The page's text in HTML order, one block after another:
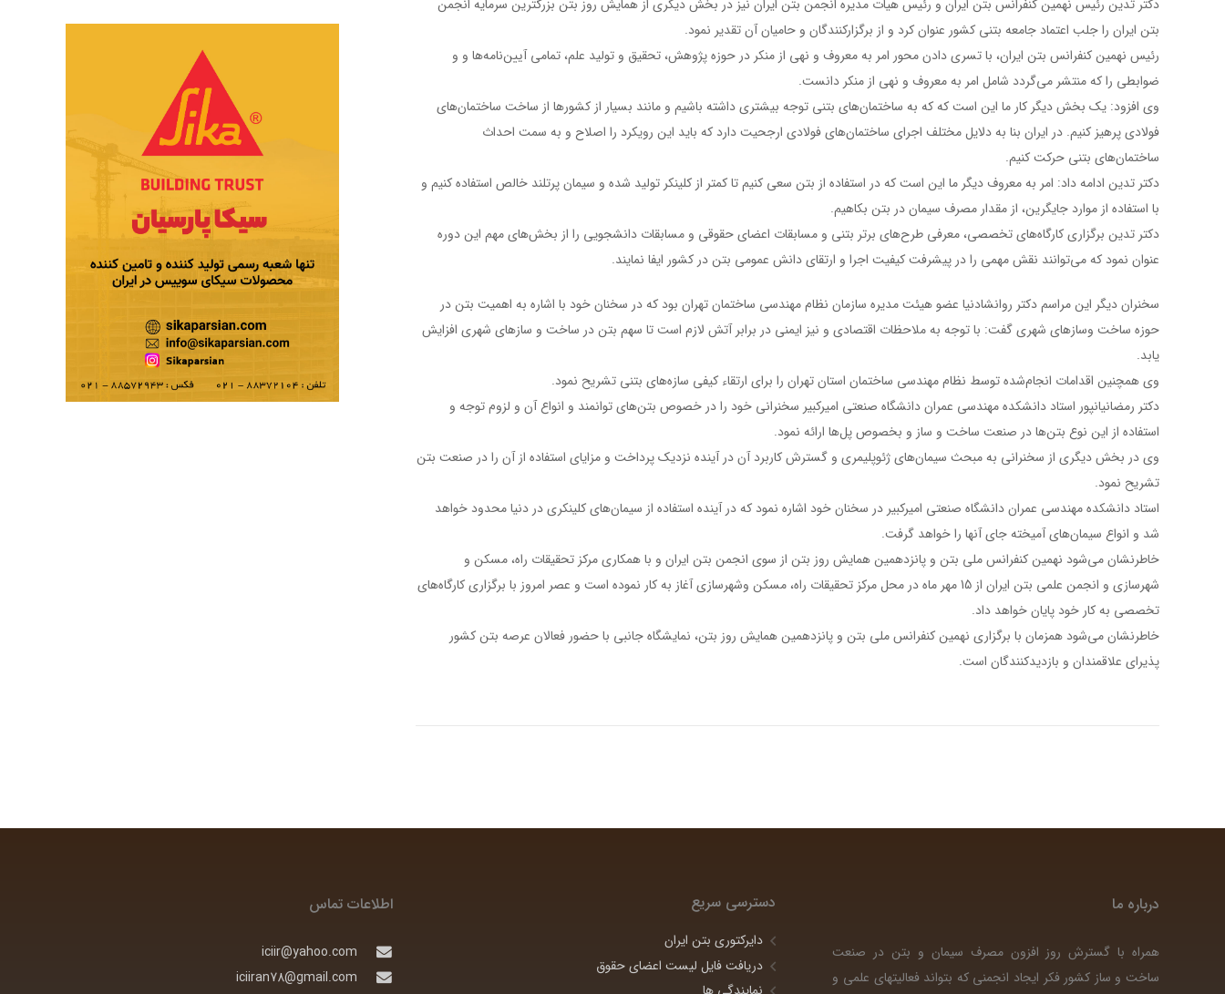
دکتر تدین رئیس نهمین کنفرانس بتن ایران و رئیس هیات مدیره انجمن بتن ایران نیز در بخش دیگری از همایش روز بتن بزرگترین سرمایه انجمن
بتن ایران را جلب اعتماد جامعه بتنی کشور عنوان کرد و از برگزارکنندگان و حامیان آن تقدیر نمود.
رئیس نهمین کنفرانس بتن ایران، با تسری دادن محور امر به معروف و نهی از منکر در حوزه پژوهش، تحقیق و تولید علم، تمامی آیین‌نامه‌ها و و
ضوابطی را که منتشر می‌گردد شامل امر به معروف و نهی از منکر دانست.
وی افزود: یک بخش دیگر کار ما این است که که به ساختمان‌های بتنی توجه بیشتری داشته باشیم و مانند بسیار از کشورها از ساخت ساختمان‌های
فولادی پرهیز کنیم. در ایران بنا به دلایل مختلف اجرای ساختمان‌های فولادی ارجحیت دارد که باید این رویکرد را اصلاح و به سمت احداث
ساختمان‌های بتنی حرکت کنیم.
دکتر تدین ادامه داد: امر به معروف دیگر ما این است که در استفاده از بتن سعی کنیم تا کمتر از کلینکر تولید شده و سیمان پرتلند خالص استفاده کنیم و
با استفاده از موارد جایگرین،‌ از مقدار مصرف سیمان در بتن بکاهیم.
دکتر تدین برگزاری کارگاه‌های تخصصی، معرفی طرح‌های برتر بتنی و مسابقات اعضای حقوقی و مسابقات دانشجویی را از بخش‌های مهم این دوره
عنوان نمود که می‌توانند نقش مهمی را در پیشرفت کیفیت اجرا و ارتقای دانش عمومی بتن در کشور ایفا نمایند.
سخنران دیگر این مراسم دکتر روانشادنیا عضو هیئت مدیره سازمان نظام مهندسی ساختمان تهران بود که در سخنان خود با اشاره به اهمیت بتن در
حوزه ساخت وسازهای شهری گفت: با توجه به ملاحظات اقتصادی و نیز ایمنی در برابر آتش لازم است تا سهم بتن در ساخت و سازهای شهری افزایش
یابد.
وی همچنین اقدامات انجام‌شده توسط نظام مهندسی ساختمان استان تهران را برای ارتقاء کیفی سازه‌های بتنی تشریح نمود.
دکتر رمضانیانپور استاد دانشکده مهندسی عمران دانشگاه صنعتی امیرکبیر سخنرانی خود را در خصوص بتن‌های توانمند و انواع آن و لزوم توجه و
استفاده از این نوع بتن‌ها در صنعت ساخت و ساز و بخصوص پل‌ها ارائه نمود.
وی در بخش دیگری از سخنرانی به مبحث سیمان‌های ژئوپلیمری و گسترش کاربرد آن در آینده نزدیک پرداخت و مزایای استفاده از آن را در صنعت بتن
تشریح نمود.
استاد دانشکده مهندسی عمران دانشگاه صنعتی امیرکبیر در سخنان خود اشاره نمود که در آینده استفاده از سیمان‌های کلینکری در دنیا محدود خواهد
شد و انواع سیمان‌های آمیخته جای آنها را خواهد گرفت.
خاطرنشان می‌شود نهمین کنفرانس ملی بتن و پانزدهمین همایش روز بتن از سوی انجمن بتن ایران و با همکاری مرکز تحقیقات راه، مسکن و
شهرسازی و انجمن علمی بتن ایران از 15 مهر ماه در محل مرکز تحقیقات راه، مسکن وشهرسازی آغاز به کار نموده است و عصر امروز با برگزاری کارگاه‌های
تخصصی به کار خود پایان خواهد داد.
خاطرنشان می‌شود همزمان با برگزاری نهمین کنفرانس ملی بتن و پانزدهمین همایش روز بتن، نمایشگاه جانبی با حضور فعالان عرصه بتن کشور
پذیرای علاقمندان و بازدیدکنندگان است.
درباره ما
همراه با گسترش روز افزون مصرف سیمان و بتن در صنعت
ساخت و ساز کشور فکر ایجاد انجمنی که بتواند فعالیتهای علمی و
دسترسی سریع
دایرکتوری بتن ایران
دریافت فایل لیست اعضای حقوق
اطلاعات تماس
iciir@yahoo.com
iciiran78@gmail.com